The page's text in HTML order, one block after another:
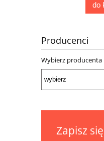
do
Producenci
Wybierz producenta
Zapisz